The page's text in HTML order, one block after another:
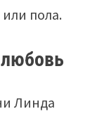
пола.
Линда